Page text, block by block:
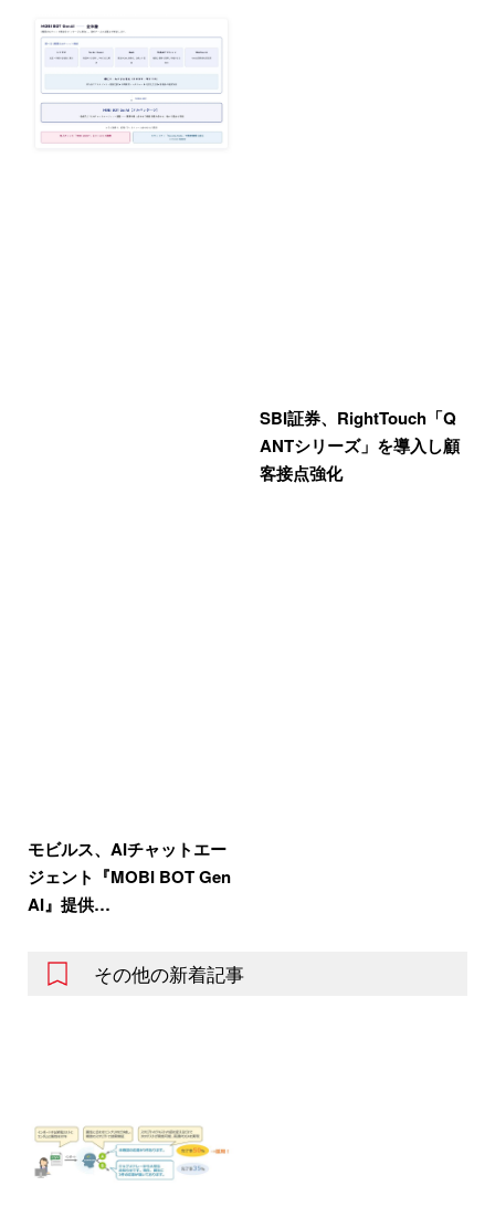
モビルス、AIチャットエー
ジェント『MOBI BOT Gen
AI』提供…
SBI証券、RightTouch「Q
ANTシリーズ」を導入し顧
客接点強化
その他の新着記事